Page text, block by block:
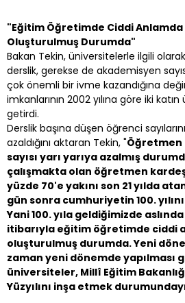
"Eğitim Öğretimde Ciddi
Oluşturulmuş Durumda"
Bakan Tekin, üniversitelerle ilgili
derslik, gerekse de akademisyen
çok önemli bir ivme kazandığına
imkanlarının 2002 yılına göre iki katın
getirdi.
Derslik başına düşen öğrenci
azaldığını aktaran Tekin, "Öğretmen
sayısı yarı yarıya azalmış
çalışmakta olan öğretmen
yüzde 70'e yakını son 21 yılda
gün sonra cumhuriyetin 100.
Yani 100. yıla geldiğimizde
itibarıyla eğitim öğretimde ciddi
oluşturulmuş durumda. Yeni
zaman yeni dönemde yapılması
üniversiteler, Millî Eğitim
Yüzyılını inşa etmek